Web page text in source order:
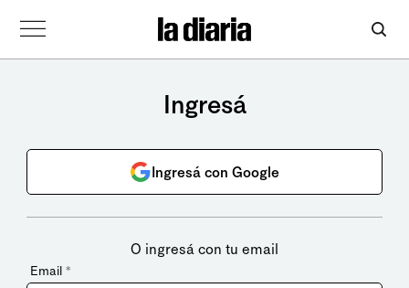
Ingresá
Ingresá con Google
O ingresá con tu email
Email *